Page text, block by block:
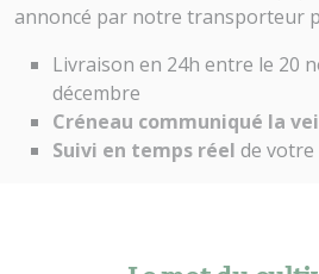
annoncé par notre transporteur
Livraison en 24h entre le 20
décembre
Créneau communiqué la
Suivi en temps réel de